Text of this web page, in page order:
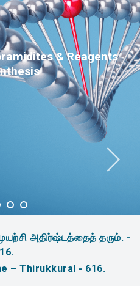
& Reagents
அதிர்ஷ்டத்தைத் தரும். -
– Thirukkural - 616.